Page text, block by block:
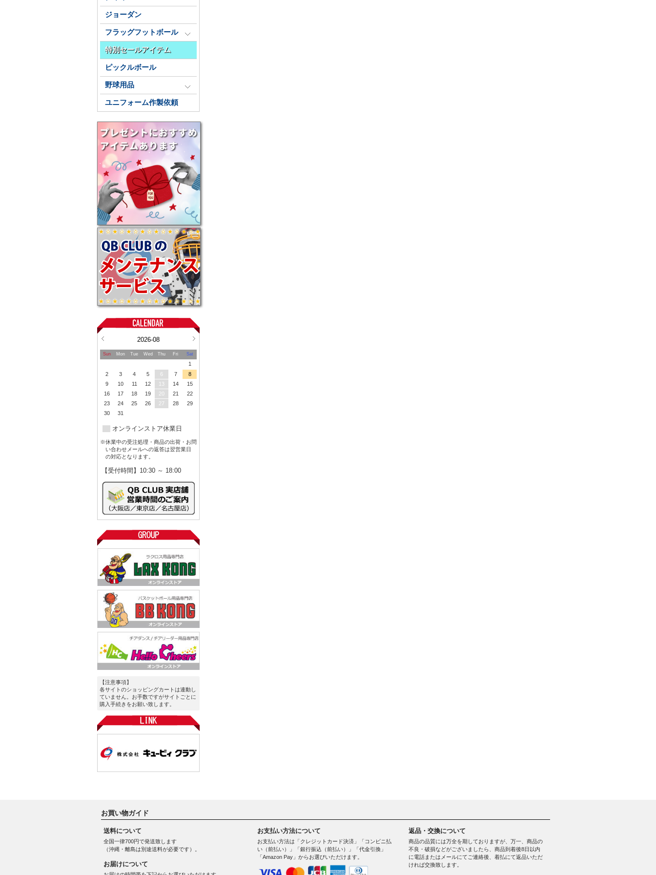
ジョーダン
フラッグフットボール
特別セールアイテム
ピックルボール
野球用品
ユニフォーム作製依頼
2026-08
Sun Mon Tue Wed Thu Fri Sat
1
2
3 4 5 6 7
8
9
10 11 12 13 14
15
16
17 18 19 20 21
22
23
24 25 26 27 28
29
30
31
オンラインストア休業日
※休業中の受注処理・商品の出荷・お問
い合わせメールへの返答は翌営業日
の対応となります。
【受付時間】10:30 ～ 18:00
【注意事項】
各サイトのショッピングカートは連動し
ていません。お手数ですがサイトごとに
購入手続きをお願い致します。
お買い物ガイド
送料について
全国一律700円で発送致します
（沖縄・離島は別途送料が必要です）。
お届けについて
お支払い方法について
お支払い方法は「クレジットカード決済」「コンビニ払
い（前払い）」「銀行振込（前払い）」「代金引換」
「Amazon Pay」からお選びいただけます。
返品・交換について
商品の品質には万全を期しておりますが、万一、商品の
不良・破損などがございましたら、商品到着後8日以内
に電話またはメールにてご連絡後、着払にて返品いただ
ければ交換致します。